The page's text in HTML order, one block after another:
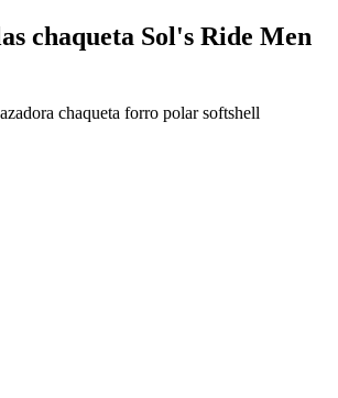
chaqueta Sol's Ride Men